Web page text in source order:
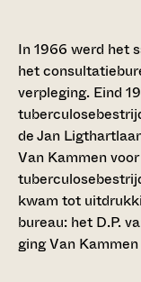
In 1966 werd het
het
verpleging. Eind
de Jan
Van Kammen
kwam tot
bureau: het D.P.
ging Van